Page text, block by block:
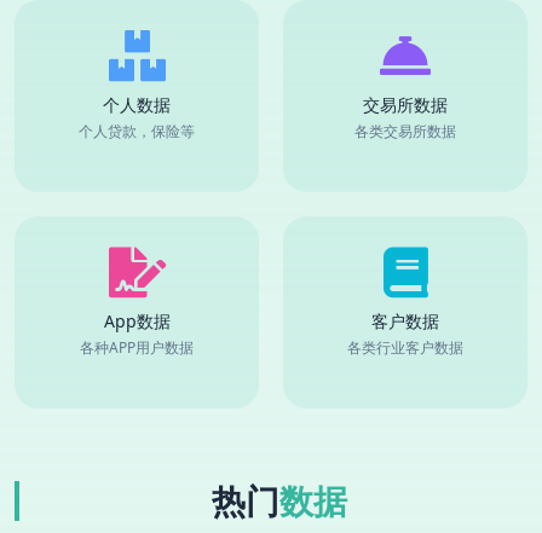
个人数据
个人贷款，保险等
交易所数据
各类交易所数据
App数据
各种APP用户数据
客户数据
各类行业客户数据
热门数据